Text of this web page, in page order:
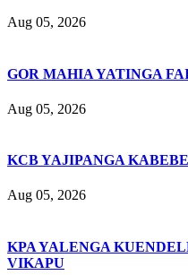
Aug 05, 2026
GOR MAHIA YATINGA
Aug 05, 2026
KCB YAJIPANGA
Aug 05, 2026
KPA YALENGA
VIKAPU